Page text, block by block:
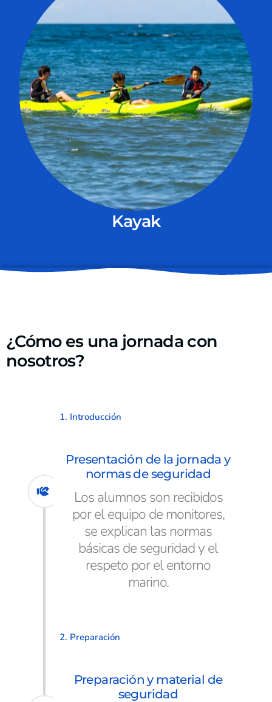
Kayak
¿Cómo es una jornada con
nosotros?
1. Introducción
Presentación de la jornada y
normas de seguridad
Los alumnos son recibidos
por el equipo de monitores,
se explican las normas
básicas de seguridad y el
respeto por el entorno
marino.
2. Preparación
Preparación y material de
seguridad